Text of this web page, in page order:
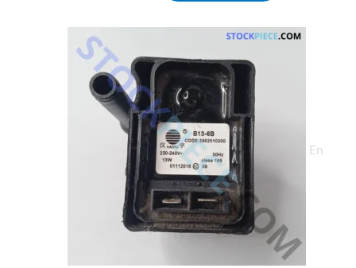
En